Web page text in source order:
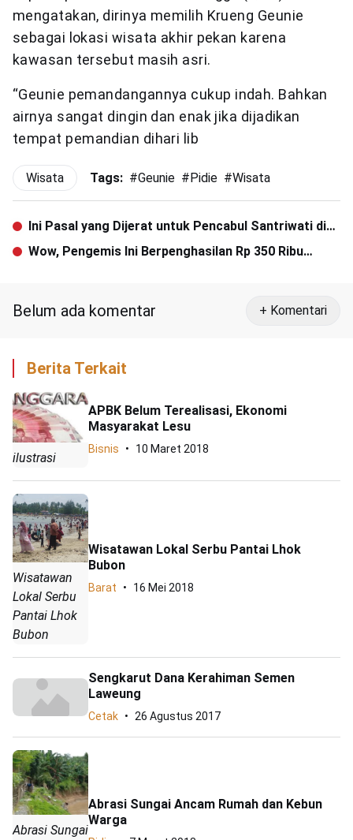
mengatakan, dirinya memilih Krueng Geunie
sebagai lokasi wisata akhir pekan karena
kawasan tersebut masih asri.
“Geunie pemandangannya cukup indah. Bahkan
airnya sangat dingin dan enak jika dijadikan
tempat pemandian dihari lib
Wisata Tags: #Geunie # Pidie #Wisata
Ini Pasal yang Dijerat untuk Pencabul Santriwati di
Aceh Utara
Wow, Pengemis Ini Berpenghasilan Rp 350 Ribu
Belum ada komentar + Komentari
Berita Terkait
ilustrasi
APBK Belum Terealisasi, Ekonomi
Masyarakat Lesu
Bisnis 10 Maret 2018
Wisatawan
Lokal Serbu
Pantai Lhok
Bubon
Wisatawan Lokal Serbu Pantai Lhok
Bubon
Barat 16 Mei 2018
Sengkarut Dana Kerahiman Semen
Laweung
Cetak 26 Agustus 2017
Abrasi Sungai
Abrasi Sungai Ancam Rumah dan Kebun
Warga